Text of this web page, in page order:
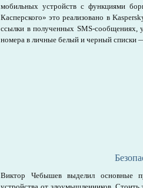
мобильных устройств с функциями
Касперского» это реализовано в
ссылки в полученных SMS-сообщениях,
номера в личные белый и черный списки
Виктор Чебышев выделил основные